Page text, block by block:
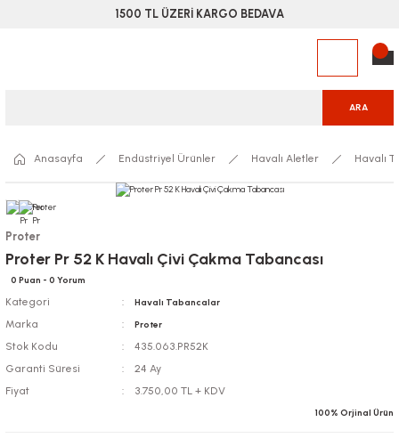
1500 TL ÜZERİ KARGO BEDAVA
ARA
Anasayfa Endüstriyel Ürünler Havalı Aletler Havalı
Proter
Proter Pr 52 K Havalı Çivi Çakma Tabancası
0 Puan - 0 Yorum
Kategori Havalı Tabancalar
Marka Proter
Stok Kodu
435.063.PR52K
Garanti Süresi
24 Ay
Fiyat
3.750,00 TL + KDV
100% Orjinal Ürün